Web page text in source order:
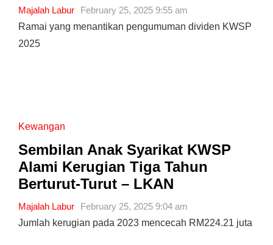
Majalah Labur
February 25, 2025 9:55 am
Ramai yang menantikan pengumuman dividen KWSP
2025
Kewangan
Sembilan Anak Syarikat KWSP
Alami Kerugian Tiga Tahun
Berturut-Turut – LKAN
Majalah Labur
February 25, 2025 9:04 am
Jumlah kerugian pada 2023 mencecah RM224.21 juta